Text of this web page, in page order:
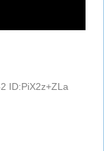
ID:PiX2z+ZLa